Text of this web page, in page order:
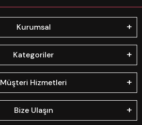
Kurumsal
Kategoriler
Müşteri Hizmetleri
Bize Ulaşın